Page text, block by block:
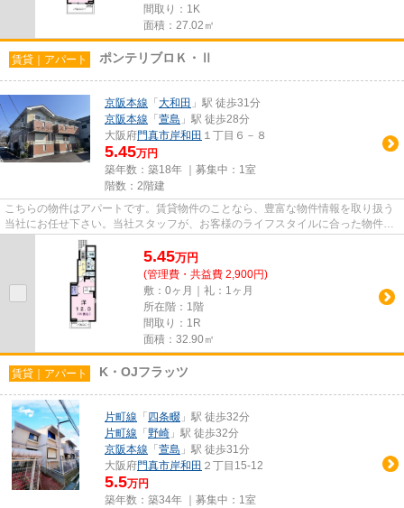
間取り：1K
面積：27.02㎡
賃貸｜アパート ポンテリブロＫ・Ⅱ
京阪本線 「 大和田 」駅 徒歩31分
京阪本線 「 萱島 」駅 徒歩28分
大阪府門真市岸和田 １丁目６－８
5.45万円
築年数：築18年 ｜募集中： 1室
階数：2階建
こちらの物件はアパートです。賃貸物件のことなら、豊富な物件情報を取り扱う
当社にお任せ下さい。当社スタッフが、お客様のライフスタイルに合った物件を
ご紹介いたします。
5.45万円
(管理費・共益費 2,900円)
敷：0ヶ月｜礼：1ヶ月
所在階：1階
間取り：1R
面積：32.90㎡
賃貸｜アパート K・OJフラッツ
片町線 「 四条畷 」駅 徒歩32分
片町線 「 野崎 」駅 徒歩32分
京阪本線 「 萱島 」駅 徒歩31分
大阪府門真市岸和田 ２丁目15-12
5.5万円
築年数：築34年 ｜募集中： 1室